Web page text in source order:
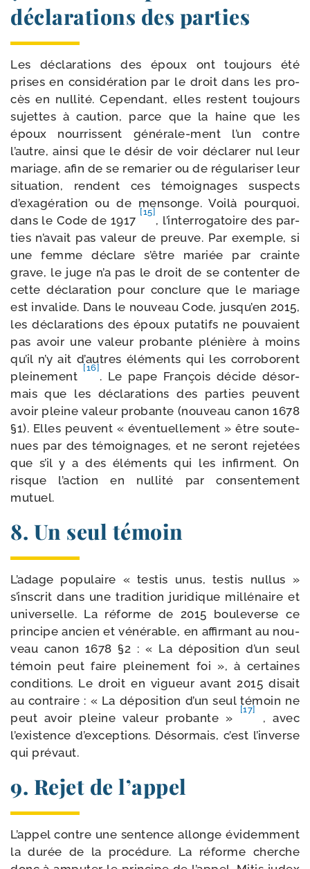
déclarations des parties
Les décla­ra­tions des époux ont tou­jours été
prises en consi­dé­ra­tion par le droit dans les pro­
cès en nul­li­té. Cependant, elles res­tent tou­jours
sujettes à cau­tion, parce que la haine que les
époux nour­rissent générale-​ment l’un contre
l’autre, ain­si que le désir de voir décla­rer nul leur
mariage, afin de se rema­rier ou de régu­la­ri­ser leur
situa­tion, rendent ces témoi­gnages sus­pects
d’exagération ou de men­songe. Voilà pour­quoi,
dans le Code de 1917
[15]
, l’interrogatoire des par­
ties n’avait pas valeur de preuve. Par exemple, si
une femme déclare s’être mariée par crainte
grave, le juge n’a pas le droit de se conten­ter de
cette décla­ra­tion pour conclure que le mariage
est inva­lide. Dans le nou­veau Code, jus­qu’en 2015,
les décla­ra­tions des époux puta­tifs ne pou­vaient
pas avoir une valeur pro­bante plé­nière à moins
qu’il n’y ait d’autres élé­ments qui les cor­ro­borent
plei­ne­ment
[16]
. Le pape François décide désor­
mais que les décla­ra­tions des par­ties peuvent
avoir pleine valeur pro­bante (nou­veau canon 1678
§1). Elles peuvent « éven­tuel­le­ment » être sou­te­
nues par des témoi­gnages, et ne seront reje­tées
que s’il y a des élé­ments qui les infirment. On
risque l’action en nul­li­té par consen­te­ment
mutuel.
8. Un seul témoin
L’adage popu­laire « tes­tis unus, tes­tis nul­lus »
s’inscrit dans une tra­di­tion juri­dique mil­lé­naire et
uni­ver­selle. La réforme de 2015 bou­le­verse ce
prin­cipe ancien et véné­rable, en affir­mant au nou­
veau canon 1678 §2 : « La dépo­si­tion d’un seul
témoin peut faire plei­ne­ment foi », à cer­taines
condi­tions. Le droit en vigueur avant 2015 disait
au contraire : « La dépo­si­tion d’un seul témoin ne
peut avoir pleine valeur pro­bante »
[17]
, avec
l’existence d’exceptions. Désormais, c’est l’inverse
qui prévaut.
9. Rejet de l’appel
L’appel contre une sen­tence allonge évi­dem­ment
la durée de la pro­cé­dure. La réforme cherche